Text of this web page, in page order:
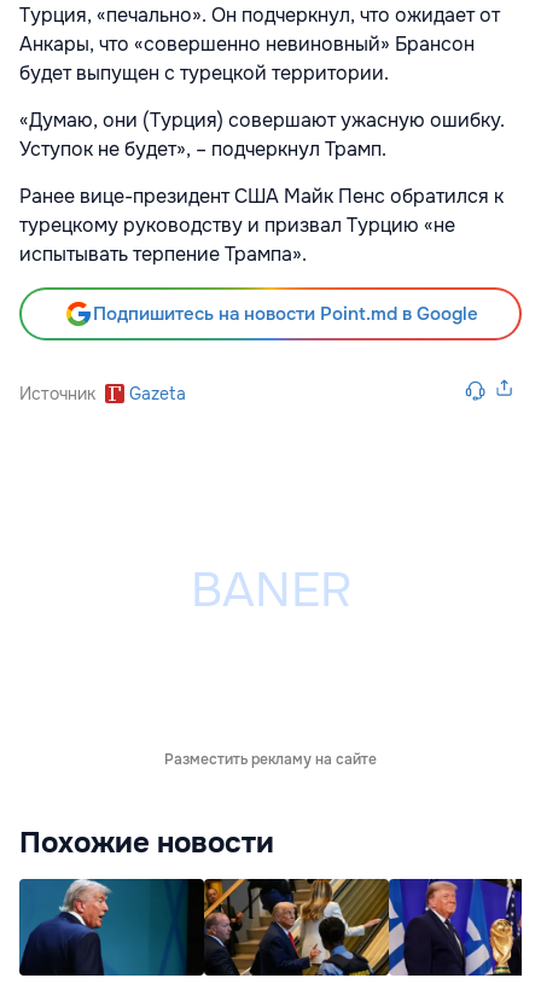
Турция, «печально». Он подчеркнул, что ожидает от
Анкары, что «совершенно невиновный» Брансон
будет выпущен с турецкой территории.
«Думаю, они (Турция) совершают ужасную ошибку.
Уступок не будет», – подчеркнул Трамп.
Ранее вице-президент США Майк Пенс обратился к
турецкому руководству и призвал Турцию «не
испытывать терпение Трампа».
Подпишитесь на новости Point.md в Google
Источник Gazeta
Разместить рекламу на сайте
Похожие новости